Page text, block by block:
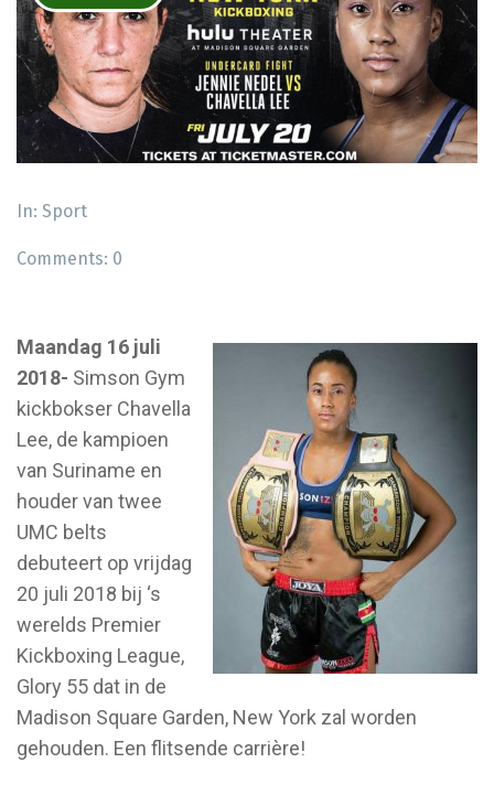
In: Sport
Comments: 0
Maandag 16 juli
2018- Simson Gym
kickbokser Chavella
Lee, de kampioen
van Suriname en
houder van twee
UMC belts
debuteert op vrijdag
20 juli 2018 bij ‘s
werelds Premier
Kickboxing League,
Glory 55 dat in de
Madison Square Garden, New York zal worden
gehouden. Een flitsende carrière!